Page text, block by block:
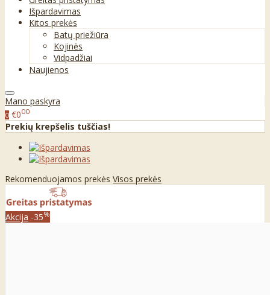
Išpardavimas
Kitos prekės
Batų priežiūra
Kojinės
Vidpadžiai
Naujienos
Mano paskyra
0 €000
Prekių krepšelis tuščias!
Rekomenduojamos prekės Visos prekės
Akcija -35%